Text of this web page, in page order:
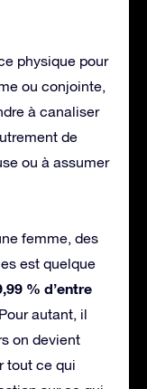
physique pour
ou conjointe,
à canaliser
de
ou à assumer
femme, des
est quelque
% d’entre
Pour autant, il
on devient
tout ce qui